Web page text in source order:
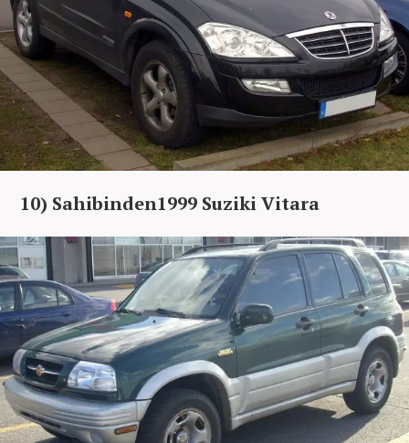
10) Sahibinden1999 Suziki Vitara